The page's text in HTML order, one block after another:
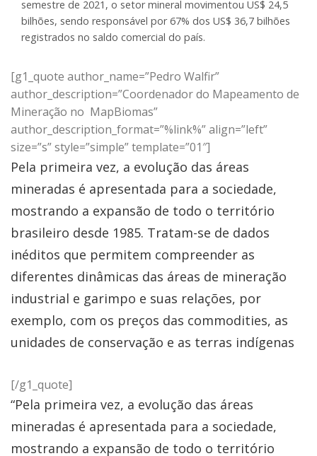
semestre de 2021, o setor mineral movimentou US$ 24,5
bilhões, sendo responsável por 67% dos US$ 36,7 bilhões
registrados no saldo comercial do país.
[g1_quote author_name=”Pedro Walfir”
author_description=”Coordenador do Mapeamento de
Mineração no MapBiomas”
author_description_format=”%link%” align=”left”
size=”s” style=”simple” template=”01″]
Pela primeira vez, a evolução das áreas
mineradas é apresentada para a sociedade,
mostrando a expansão de todo o território
brasileiro desde 1985. Tratam-se de dados
inéditos que permitem compreender as
diferentes dinâmicas das áreas de mineração
industrial e garimpo e suas relações, por
exemplo, com os preços das commodities, as
unidades de conservação e as terras indígenas
[/g1_quote]
“Pela primeira vez, a evolução das áreas
mineradas é apresentada para a sociedade,
mostrando a expansão de todo o território